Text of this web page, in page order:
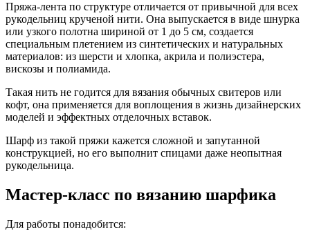
Пряжа-лента по структуре отличается от привычной для всех
рукодельниц крученой нити. Она выпускается в виде шнурка
или узкого полотна шириной от 1 до 5 см, создается
специальным плетением из синтетических и натуральных
материалов: из шерсти и хлопка, акрила и полиэстера,
вискозы и полиамида.
Такая нить не годится для вязания обычных свитеров или
кофт, она применяется для воплощения в жизнь дизайнерских
моделей и эффектных отделочных вставок.
Шарф из такой пряжи кажется сложной и запутанной
конструкцией, но его выполнит спицами даже неопытная
рукодельница.
Мастер-класс по вязанию шарфика
Для работы понадобится: